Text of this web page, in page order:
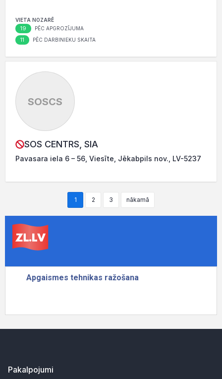
VIETA NOZARĒ
19 PĒC APGROZĪJUMA
11 PĒC DARBINIEKU SKAITA
SOSCS
SOS CENTRS, SIA
Pavasara iela 6 – 56, Viesīte, Jēkabpils nov., LV-5237
1 2 3 nākamā
Pakalpojumi